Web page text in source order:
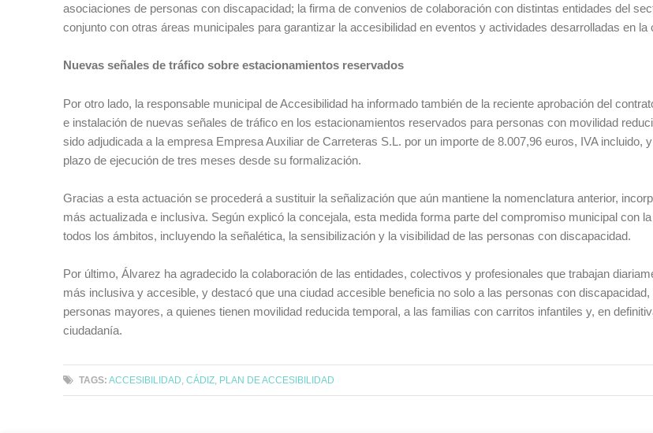
asociaciones de personas con discapacidad; la firma de convenios de colaboración con distintas entidades del
conjunto con otras áreas municipales para garantizar la accesibilidad en eventos y actividades desarrolladas en la
Nuevas señales de tráfico sobre estacionamientos reservados
Por otro lado, la responsable municipal de Accesibilidad ha informado también de la reciente aprobación del
e instalación de nuevas señales de tráfico en los estacionamientos reservados para personas con movilidad
sido adjudicada a la empresa Empresa Auxiliar de Carreteras S.L. por un importe de 8.007,96 euros, IVA incluido,
plazo de ejecución de tres meses desde su formalización.
Gracias a esta actuación se procederá a sustituir la señalización que aún mantiene la nomenclatura anterior,
más actualizada e inclusiva. Según explicó la concejala, esta medida forma parte del compromiso municipal con
todos los ámbitos, incluyendo la señalética, la sensibilización y la visibilidad de las personas con discapacidad.
Por último, Álvarez ha agradecido la colaboración de las entidades, colectivos y profesionales que trabajan
más inclusiva y accesible, y destacó que una ciudad accesible beneficia no solo a las personas con discapacidad,
personas mayores, a quienes tienen movilidad reducida temporal, a las familias con carritos infantiles y, en
ciudadanía.
TAGS: ACCESIBILIDAD ,CÁDIZ PLAN DE ACCESIBILIDAD